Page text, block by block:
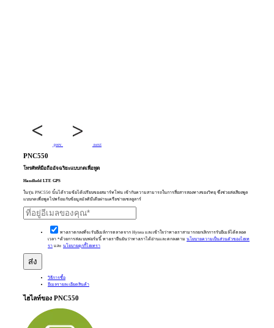
prev next
PNC550
โทรศัพท์มือถืออัจฉริยะแบบกดเพื่อพูด
Handheld LTE GPS
ในรุ่น PNC550 นั้นได้รวมข้อได้เปรียบของสมาร์ทโฟน เข้ากับความสามารถในการสื่อสารสองทางของวิทยุ ซึ่งช่วยส่งเสียงพูด
แบบกดเพื่อพูดไปพร้อมกับข้อมูลมัลติมีเดียผ่านเครือข่ายเซลลูลาร์
ทางเราตกลงที่จะรับอีเมล์การตลาดจาก Hytera และเข้าใจว่าทางเราสามารถยกเลิกการรับอีเมล์ได้ตลอด
เวลา *ด้วยการส่งแบบฟอร์มนี้ ทางเรายืนยันว่าทางเราได้อ่านและตกลงตาม นโยบายความเป็นส่วนตัวของไฮเท
รา และ นโยบายคุกกี้ไฮเทรา
วิธีการซื้อ
อีเมลรายละเอียดสินค้า
ไฮไลท์ของ PNC550